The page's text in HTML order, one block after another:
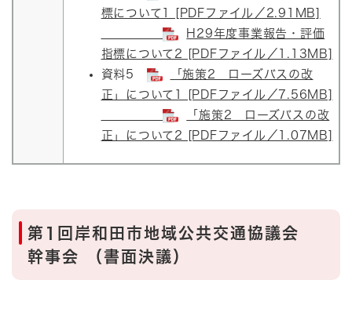
標について1 [PDFファイル／2.91MB]
H29年度事業報告・評価
指標について2 [PDFファイル／1.13MB]
資料5
「施策2 ローズバスの改
正」について1 [PDFファイル／7.56MB]
「施策2 ローズバスの改
正」について2 [PDFファイル／1.07MB]
第1回岸和田市地域公共交通協議会
幹事会 （書面決議）